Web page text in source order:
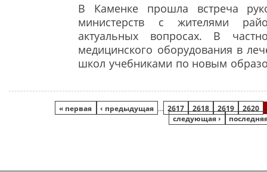
В Каменке прошла встреча
министерств с жителями
актуальных вопросах. В
медицинского оборудования в
школ учебниками по новым
Страницы
« первая ‹ предыдущая … 2617 2618 2619
2620
следующая ›